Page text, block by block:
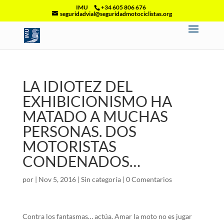
IMU
+34 605 806 676
seguridadvial@seguridadmotociclistas.org
LA IDIOTEZ DEL
EXHIBICIONISMO HA
MATADO A MUCHAS
PERSONAS. DOS
MOTORISTAS
CONDENADOS…
por | Nov 5, 2016| Sin categoría| 0 Comentarios
Contra los fantasmas… actúa. Amar la moto no es jugar